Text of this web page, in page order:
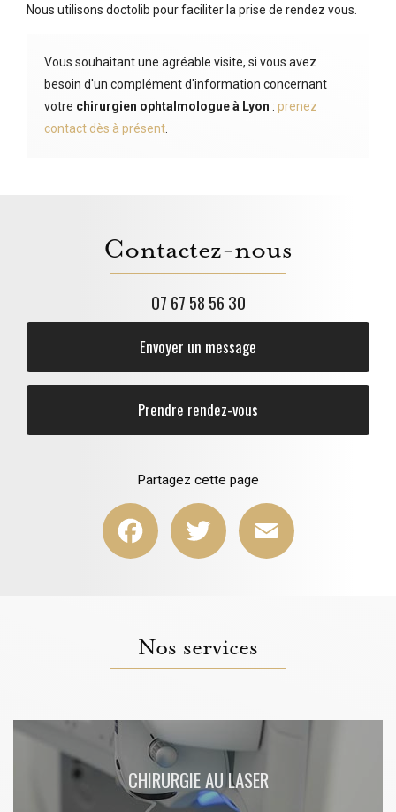
Nous utilisons doctolib pour faciliter la prise de rendez vous.
Vous souhaitant une agréable visite, si vous avez
besoin d'un complément d'information concernant
votre chirurgien ophtalmologueà Lyon : prenez
contact dès à présent
Contactez-nous
07 67 58 56 30
Envoyer un message
Prendre rendez-vous
Partagez cette page
Facebook Twitter
Nos services
CHIRURGIE AU LASER